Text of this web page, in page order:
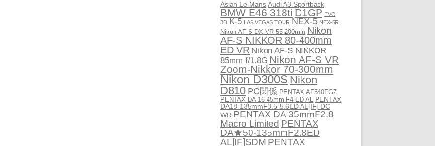
Asian Le Mans Audi A3 Sportback
BMW E46 318ti D1GP EVO
3D K-5 LAS VEGAS TOUR NEX-5 NEX-5R
Nikon AF-S DX VR 55-200mm Nikon
AF-S NIKKOR 80-400mm
ED VR Nikon AF-S NIKKOR
85mm f/1.8G Nikon AF-S VR
Zoom-Nikkor 70-300mm
Nikon D300S Nikon
D810 PC関係 PENTAX AF540FGZ
PENTAX DA 16-45mm F4 ED AL PENTAX
DA18-135mmF3.5-5.6ED AL[IF] DC
WR PENTAX DA 35mmF2.8
Macro Limited PENTAX
DA★50-135mmF2.8ED
AL[IF]SDM PENTAX